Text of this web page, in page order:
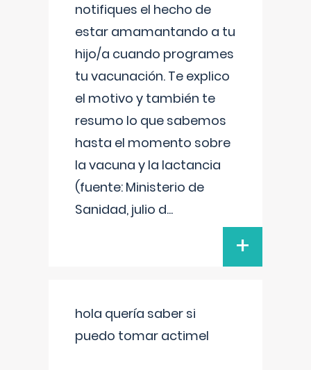
notifiques el hecho de
estar amamantando a tu
hijo/a cuando programes
tu vacunación. Te explico
el motivo y también te
resumo lo que sabemos
hasta el momento sobre
la vacuna y la lactancia
(fuente: Ministerio de
Sanidad, julio d...
+
hola quería saber si
puedo tomar actimel